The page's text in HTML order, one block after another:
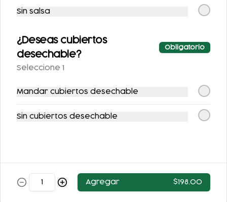
$63.00
ARROZ CON LECHE
Sin salsa
¿Deseas cubiertos
desechable?
Obligatorio
Seleccione 1
Mandar cubiertos desechable
Sin cubiertos desechable
Agregar $198.00